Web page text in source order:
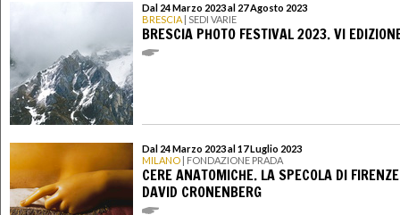
Dal 24 Marzo 2023 al 27 Agosto 2023
BRESCIA | SEDI VARIE
BRESCIA PHOTO FESTIVAL 2023. VI
Dal 24 Marzo 2023 al 17 Luglio 2023
MILANO | FONDAZIONE PRADA
CERE ANATOMICHE. LA SPECOLA DI
DAVID CRONENBERG